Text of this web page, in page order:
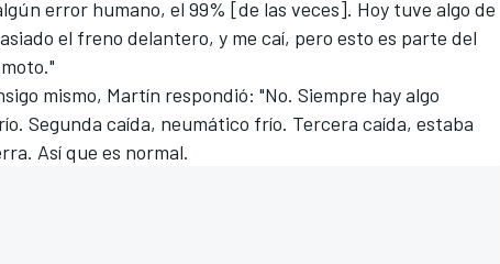
error humano, el 99% [de las veces]. Hoy tuve algo de
el freno delantero, y me caí, pero esto es parte del
mismo, Martín respondió: "No. Siempre hay algo
Segunda caída, neumático frío. Tercera caída, estaba
Así que es normal.